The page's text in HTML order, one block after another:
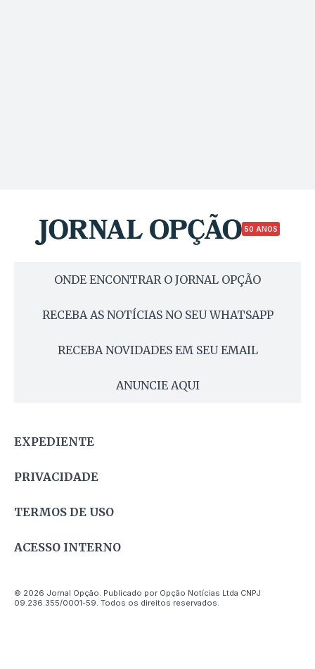
50 ANOS
ONDE ENCONTRAR O JORNAL OPÇÃO
RECEBA AS NOTÍCIAS NO SEU WHATSAPP
RECEBA NOVIDADES EM SEU EMAIL
ANUNCIE AQUI
EXPEDIENTE
PRIVACIDADE
TERMOS DE USO
ACESSO INTERNO
© 2026 Jornal Opção. Publicado por Opção Notícias Ltda CNPJ
09.236.355/0001-59. Todos os direitos reservados.